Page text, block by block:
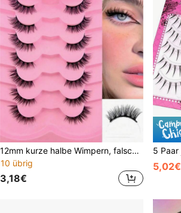
12mm kurze halbe Wimpern, falsche Nerz Katzenaugen verlängerte Wimpernstreifen, Kunstwimpern
10 übrig
3,18€
5,02€